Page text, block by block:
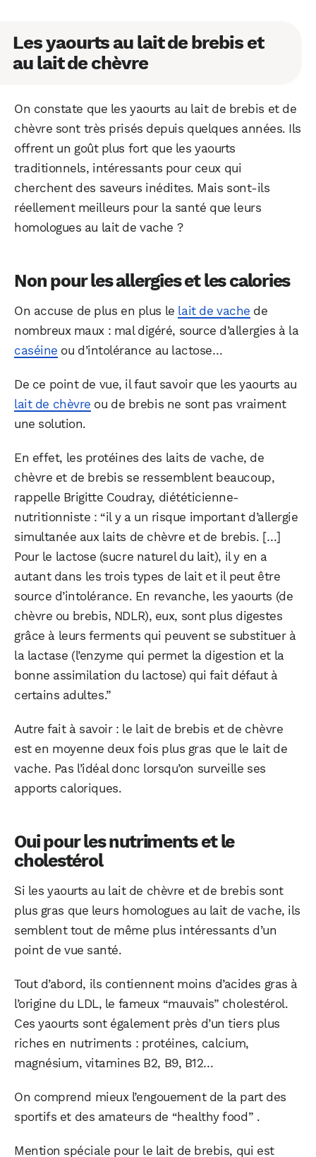
Les yaourts au lait de brebis et
au lait de chèvre
On constate que les yaourts au lait de brebis et de
chèvre sont très prisés depuis quelques années. Ils
offrent un goût plus fort que les yaourts
traditionnels, intéressants pour ceux qui
cherchent des saveurs inédites. Mais sont-ils
réellement meilleurs pour la santé que leurs
homologues au lait de vache ?
Non pour les allergies et les calories
On accuse de plus en plus le lait de vache de
nombreux maux : mal digéré, source d’allergies à la
caséine ou d’intolérance au lactose…
De ce point de vue, il faut savoir que les yaourts au
lait de chèvre ou de brebis ne sont pas vraiment
une solution.
En effet, les protéines des laits de vache, de
chèvre et de brebis se ressemblent beaucoup,
rappelle Brigitte Coudray, diététicienne-
nutritionniste : “il y a un risque important d’allergie
simultanée aux laits de chèvre et de brebis. […]
Pour le lactose (sucre naturel du lait), il y en a
autant dans les trois types de lait et il peut être
source d’intolérance. En revanche, les yaourts (de
chèvre ou brebis, NDLR), eux, sont plus digestes
grâce à leurs ferments qui peuvent se substituer à
la lactase (l’enzyme qui permet la digestion et la
bonne assimilation du lactose) qui fait défaut à
certains adultes.”
Autre fait à savoir : le lait de brebis et de chèvre
est en moyenne deux fois plus gras que le lait de
vache. Pas l’idéal donc lorsqu’on surveille ses
apports caloriques.
Oui pour les nutriments et le
cholestérol
Si les yaourts au lait de chèvre et de brebis sont
plus gras que leurs homologues au lait de vache, ils
semblent tout de même plus intéressants d’un
point de vue santé.
Tout d’abord, ils contiennent moins d’acides gras à
l’origine du LDL, le fameux “mauvais” cholestérol.
Ces yaourts sont également près d’un tiers plus
riches en nutriments : protéines, calcium,
magnésium, vitamines B2, B9, B12…
On comprend mieux l’engouement de la part des
sportifs et des amateurs de “healthy food” .
Mention spéciale pour le lait de brebis, qui est